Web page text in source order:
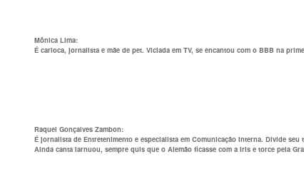
Mônica Lima:
É carioca, jornalista e mãe de pet. Viciada em TV, se encantou com o BBB na
Raquel Gonçalves Zambon:
É jornalista de Entretenimento e especialista em Comunicação Interna. Divide
Ainda canta Iarnuou, sempre quis que o Alemão ficasse com a Iris e torce pela